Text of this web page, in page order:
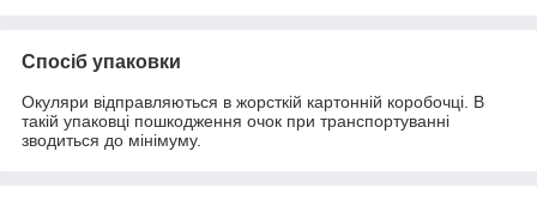
Спосіб упаковки
Окуляри відправляються в жорсткій картонній коробочці. В
такій упаковці пошкодження очок при транспортуванні
зводиться до мінімуму.